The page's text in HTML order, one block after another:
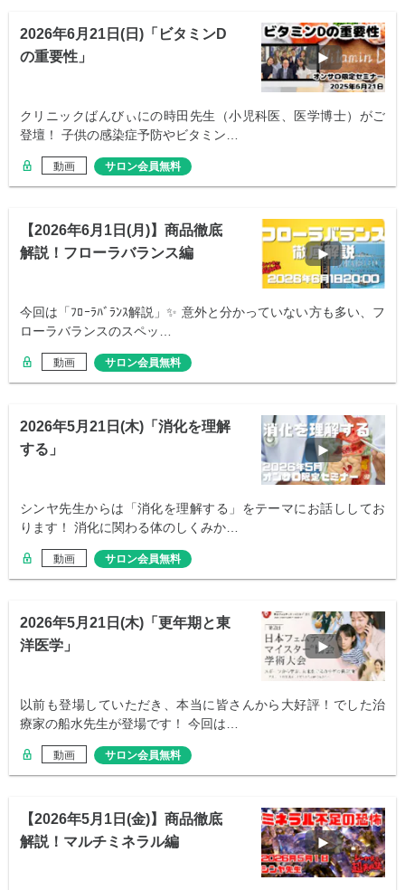
2026年6月21日(日)「ビタミンD
の重要性」
クリニックばんびぃにの時田先生（小児科医、医学博士）がご
登壇！ 子供の感染症予防やビタミン…
動画 サロン会員無料
【2026年6月1日(月)】商品徹底
解説！フローラバランス編
今回は「ﾌﾛｰﾗﾊﾞﾗﾝｽ解説」✨ 意外と分かっていない方も多い、フ
ローラバランスのスペッ…
動画 サロン会員無料
2026年5月21日(木)「消化を理解
する」
シンヤ先生からは「消化を理解する」をテーマにお話ししてお
ります！ 消化に関わる体のしくみか…
動画 サロン会員無料
2026年5月21日(木)「更年期と東
洋医学」
以前も登場していただき、本当に皆さんから大好評！でした治
療家の船水先生が登場です！ 今回は…
動画 サロン会員無料
【2026年5月1日(金)】商品徹底
解説！マルチミネラル編